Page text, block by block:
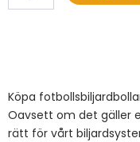
Köpa
Oavsett om det gäller
rätt för vårt